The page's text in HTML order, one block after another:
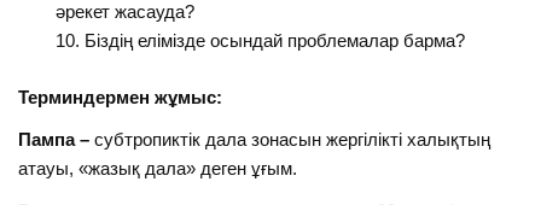
әрекет жасауда?
Біздің елімізде осындай проблемалар барма?
Терминдермен жұмыс:
Пампа –субтропиктік дала зонасын жергілікті халықтың
атауы, «жазық дала» деген ұғым.